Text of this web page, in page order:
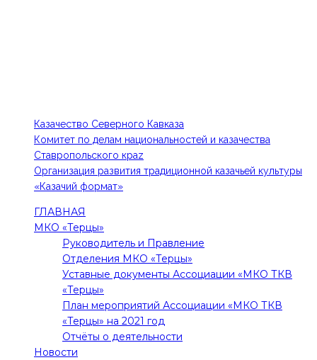
Казачество Северного Кавказа
Комитет по делам национальностей и казачества
Ставропольского краz
Организация развития традиционной казачьей культуры
«Казачий формат»
ГЛАВНАЯ
МКО «Терцы»
Руководитель и Правление
Отделения МКО «Терцы»
Уставные документы Ассоциации «МКО ТКВ
«Терцы»
План мероприятий Ассоциации «МКО ТКВ
«Терцы» на 2021 год
Отчёты о деятельности
Новости